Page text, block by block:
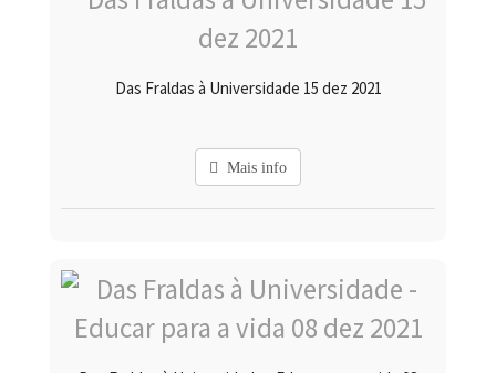
Das Fraldas à Universidade 15 dez 2021
Mais info